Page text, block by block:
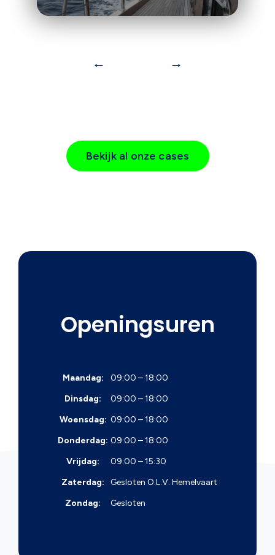
← →
Bekijk al onze cases
Openingsuren
Maandag:
09:00 – 18:00
Dinsdag:
09:00 – 18:00
Woensdag: 09:00 – 18:00
Donderdag: 09:00 – 18:00
Vrijdag:
09:00 – 15:30
Zaterdag:
Gesloten O.L.V. Hemelvaart
Zondag:
Gesloten